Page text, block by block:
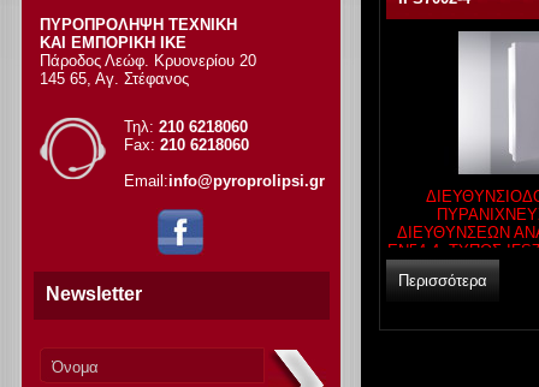
ΠΥΡΟΠΡΟΛΗΨΗ ΤΕΧΝΙΚΗ
ΚΑΙ ΕΜΠΟΡΙΚΗ ΙΚΕ
Πάροδος Λεώφ. Κρυονερίου 20
145 65, Αγ. Στέφανος
Τηλ: 210 6218060
Fax: 210 6218060
Email:info@pyroprolipsi.gr
Newsletter
ΔΙΕΥΘΥΝΣΕΩΝ
EN54-4, ΤΥΠΟΣ
Περισσότερα